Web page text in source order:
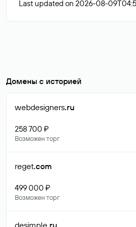
Last updated on 2026-08-
Домены с историей
webdesigners.ru
258 700 ₽
Возможен торг
reget.com
499 000 ₽
Возможен торг
desimple .ru